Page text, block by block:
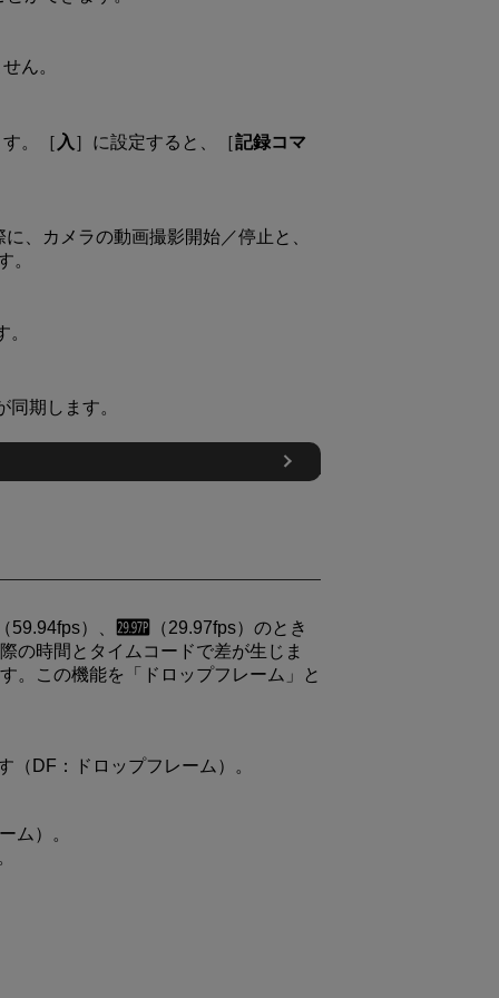
ん。
。［ 入 ］に設定すると、［記録コマ
、カメラの動画撮影開始／停止と、
。
期します。
（59.94fps）、
（29.97fps）のとき
の時間とタイムコードで差が生じま
。この機能を「ドロップフレーム」と
（DF：ドロップフレーム）。
ム）。